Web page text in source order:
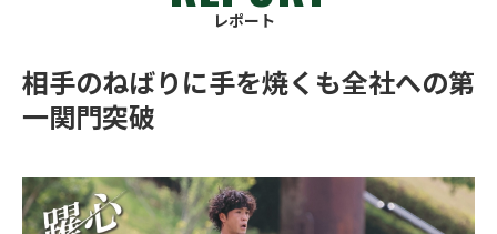
レポート
相手のねばりに手を焼くも全社への第
一関門突破